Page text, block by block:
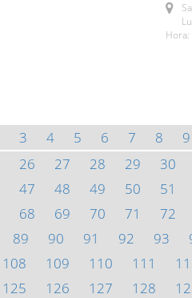
3 4 5 6 7 8 9
26 27 28 29 30
47 48 49 50 51
68 69 70 71 72
89 90 91 92 93
108 109 110 111
125 126 127 128